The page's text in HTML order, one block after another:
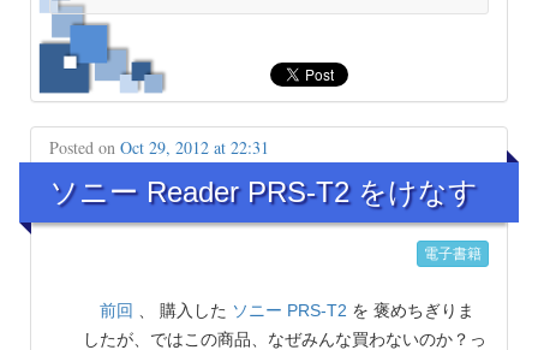
Posted on Oct 29, 2012 at 22:31
ソニー Reader PRS-T2 をけなす
電子書籍
前回 、 購入した ソニー PRS-T2 を 褒めちぎりま
したが、ではこの商品、なぜみんな買わないのか？っ